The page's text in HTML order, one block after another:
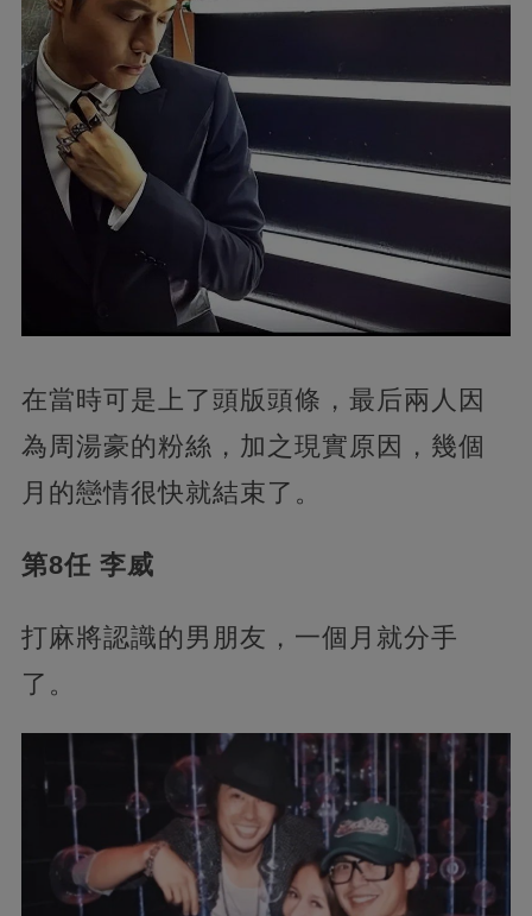
在當時可是上了頭版頭條，最后兩人因
為周湯豪的粉絲，加之現實原因，幾個
月的戀情很快就結束了。
第8任 李威
打麻將認識的男朋友，一個月就分手
了。